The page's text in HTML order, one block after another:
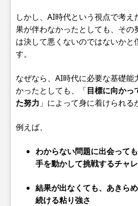
しかし、AI時代という視点で考え
果が伴わなかったとしても、その
は決して悪くないのではないかと
す。
なぜなら、AI時代に必要な基礎能
かったとしても、「目標に向かっ
た努力 」によって身に着けられる
例えば、
わからない問題に出会って
手を動かして挑戦するチャ
結果が出なくても、あきら
続ける粘り強さ